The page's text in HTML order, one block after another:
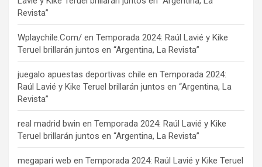
Revista”
Wplaychile.Com/ en Temporada 2024: Raúl Lavié y Kike
Teruel brillarán juntos en “Argentina, La Revista”
juegalo apuestas deportivas chile en Temporada 2024:
Raúl Lavié y Kike Teruel brillarán juntos en “Argentina, La
Revista”
real madrid bwin en Temporada 2024: Raúl Lavié y Kike
Teruel brillarán juntos en “Argentina, La Revista”
megapari web en Temporada 2024: Raúl Lavié y Kike Teruel